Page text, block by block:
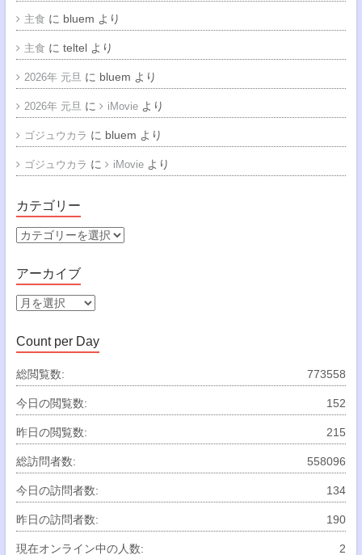
主食 に bluem より
主食 に teltelより
2026年 元旦 に bluem より
2026年 元旦 に iMovieより
ゴジュウカラ に bluem より
ゴジュウカラ に iMovieより
カテゴリー
カ
ゴ
リ
ー
アーカイブ
ア
カ
イ
ブ
Count per Day
773558
総閲覧数:
152
今日の閲覧数:
215
昨日の閲覧数:
558096
総訪問者数:
134
今日の訪問者数:
190
昨日の訪問者数:
2
現在オンライン中の人数: